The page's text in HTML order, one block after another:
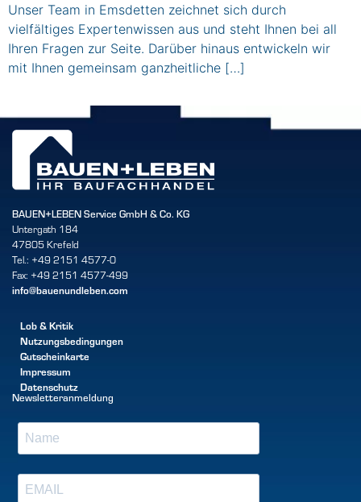
Unser Team in Emsdetten zeichnet sich durch
vielfältiges Expertenwissen aus und steht Ihnen bei all
Ihren Fragen zur Seite. Darüber hinaus entwickeln wir
mit Ihnen gemeinsam ganzheitliche […]
BAUEN+LEBEN Service GmbH & Co. KG
Untergath 184
47805 Krefeld
Tel.: +49 2151 4577-0
Fax: +49 2151 4577-499
info@bauenundleben.com
Lob & Kritik
Nutzungsbedingungen
Gutscheinkarte
Impressum
Datenschutz
Newsletteranmeldung